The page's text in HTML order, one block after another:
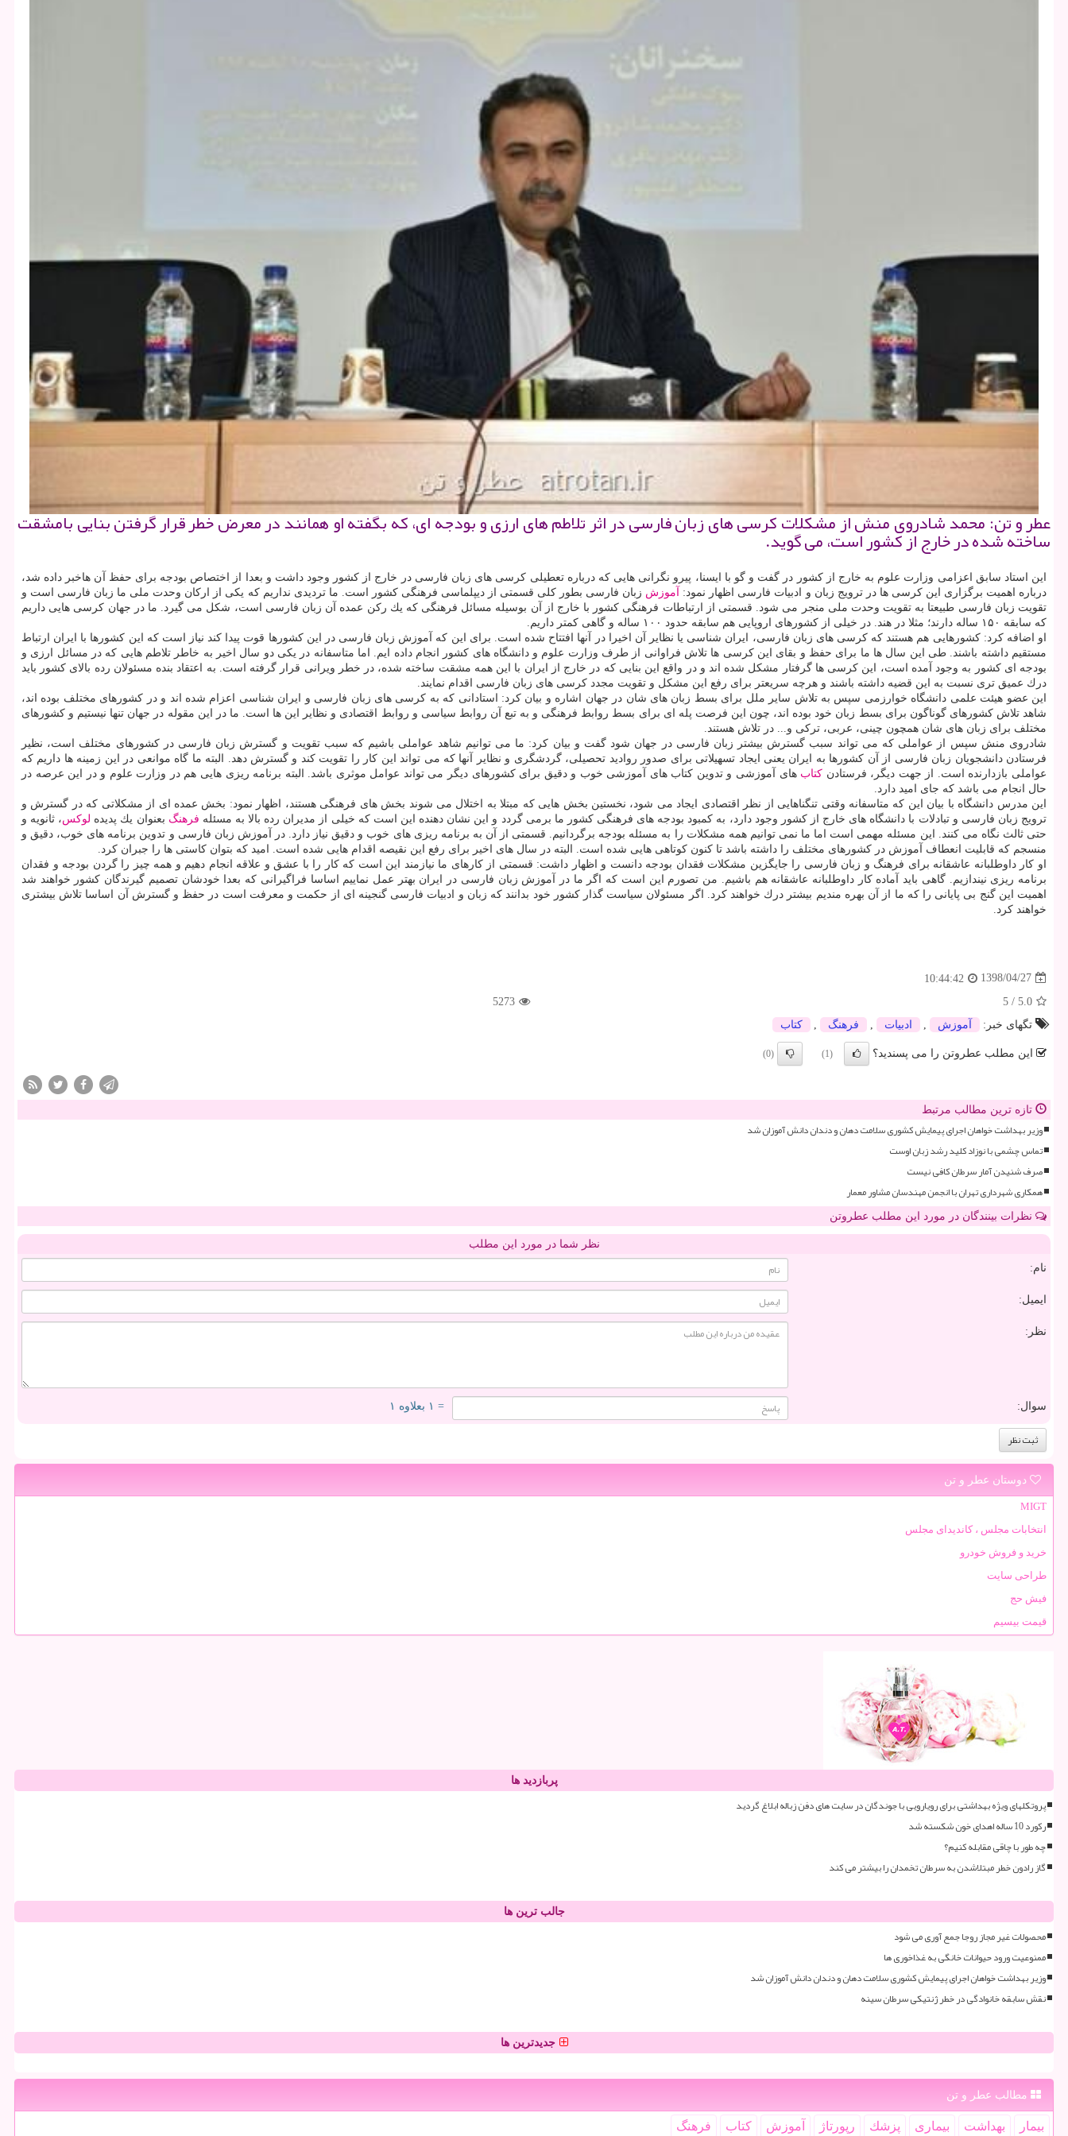
عطر و تن: محمد شادروی منش از مشكلات كرسی های زبان فارسی در اثر تلاطم های ارزی و بودجه ای، كه بگفته او همانند در معرض خطر قرار گرفتن بنایی بامشقت
ساخته شده در خارج از كشور است، می گوید.
این استاد سابق اعزامی وزارت علوم به خارج از كشور در گفت و گو با ایسنا، پیرو نگرانی هایی كه درباره تعطیلی كرسی های زبان فارسی در خارج از كشور وجود داشت و بعدا از اختصاص بودجه برای حفظ آن هاخبر داده شد،
درباره اهمیت برگزاری این كرسی ها در ترویج زبان و ادبیات فارسی اظهار نمود: آموزش زبان فارسی بطور كلی قسمتی از دیپلماسی فرهنگی كشور است. ما تردیدی نداریم كه یكی از اركان وحدت ملی ما زبان فارسی است و
تقویت زبان فارسی طبیعتا به تقویت وحدت ملی منجر می شود. قسمتی از ارتباطات فرهنگی كشور با خارج از آن بوسیله مسائل فرهنگی كه یك ركن عمده آن زبان فارسی است، شكل می گیرد. ما در جهان كرسی هایی داریم
كه سابقه ۱۵۰ ساله دارند؛ مثلا در هند. در خیلی از كشورهای اروپایی هم سابقه حدود ۱۰۰ ساله و گاهی كمتر داریم.
او اضافه كرد: كشورهایی هم هستند كه كرسی های زبان فارسی، ایران شناسی یا نظایر آن اخیرا در آنها افتتاح شده است. برای این كه آموزش زبان فارسی در این كشورها قوت پیدا كند نیاز است كه این كشورها با ایران ارتباط
مستقیم داشته باشند. طی این سال ها ما برای حفظ و بقای این كرسی ها تلاش فراوانی از طرف وزارت علوم و دانشگاه های كشور انجام داده ایم. اما متاسفانه در یكی دو سال اخیر به خاطر تلاطم هایی كه در مسائل ارزی و
بودجه ای كشور به وجود آمده است، این كرسی ها گرفتار مشكل شده اند و در واقع این بنایی كه در خارج از ایران با این همه مشقت ساخته شده، در خطر ویرانی قرار گرفته است. به اعتقاد بنده مسئولان رده بالای كشور باید
درك عمیق تری نسبت به این قضیه داشته باشند و هرچه سریعتر برای رفع این مشكل و تقویت مجدد كرسی های زبان فارسی اقدام نمایند.
این عضو هیئت علمی دانشگاه خوارزمی سپس به تلاش سایر ملل برای بسط زبان های شان در جهان اشاره و بیان كرد: استادانی كه به كرسی های زبان فارسی و ایران شناسی اعزام شده اند و در كشورهای مختلف بوده اند،
شاهد تلاش كشورهای گوناگون برای بسط زبان خود بوده اند، چون این فرصت پله ای برای بسط روابط فرهنگی و به تبع آن روابط سیاسی و روابط اقتصادی و نظایر این ها است. ما در این مقوله در جهان تنها نیستیم و كشورهای
مختلف برای زبان های شان همچون چینی، عربی، تركی و... در تلاش هستند.
شادروی منش سپس از عواملی كه می تواند سبب گسترش بیشتر زبان فارسی در جهان شود گفت و بیان كرد: ما می توانیم شاهد عواملی باشیم كه سبب تقویت و گسترش زبان فارسی در كشورهای مختلف است، نظیر
فرستادن دانشجویان زبان فارسی از آن كشورها به ایران یعنی ایجاد تسهیلاتی برای صدور روادید تحصیلی، گردشگری و نظایر آنها كه می تواند این كار را تقویت كند و گسترش دهد. البته ما گاه موانعی در این زمینه ها داریم كه
عواملی بازدارنده است. از جهت دیگر، فرستادن كتاب های آموزشی و تدوین كتاب های آموزشی خوب و دقیق برای كشورهای دیگر می تواند عوامل موثری باشد. البته برنامه ریزی هایی هم در وزارت علوم و در این عرصه در
حال انجام می باشد كه جای امید دارد.
این مدرس دانشگاه با بیان این كه متاسفانه وقتی تنگناهایی از نظر اقتصادی ایجاد می شود، نخستین بخش هایی كه مبتلا به اختلال می شوند بخش های فرهنگی هستند، اظهار نمود: بخش عمده ای از مشكلاتی كه در گسترش و
ترویج زبان فارسی و تبادلات با دانشگاه های خارج از كشور وجود دارد، به كمبود بودجه های فرهنگی كشور ما برمی گردد و این نشان دهنده این است كه خیلی از مدیران رده بالا به مسئله فرهنگ بعنوان یك پدیده لوكس، ثانویه و
حتی ثالث نگاه می كنند. این مسئله مهمی است اما ما نمی توانیم همه مشكلات را به مسئله بودجه برگردانیم. قسمتی از آن به برنامه ریزی های خوب و دقیق نیاز دارد. در آموزش زبان فارسی و تدوین برنامه های خوب، دقیق و
منسجم كه قابلیت انعطاف آموزش در كشورهای مختلف را داشته باشد تا كنون كوتاهی هایی شده است. البته در سال های اخیر برای رفع این نقیصه اقدام هایی شده است. امید كه بتوان كاستی ها را جبران كرد.
او كار داوطلبانه عاشقانه برای فرهنگ و زبان فارسی را جایگزین مشكلات فقدان بودجه دانست و اظهار داشت: قسمتی از كارهای ما نیازمند این است كه كار را با عشق و علاقه انجام دهیم و همه چیز را گردن بودجه و فقدان
برنامه ریزی نیندازیم. گاهی باید آماده كار داوطلبانه عاشقانه هم باشیم. من تصورم این است كه اگر ما در آموزش زبان فارسی در ایران بهتر عمل نماییم اساسا فراگیرانی كه بعدا خودشان تصمیم گیرندگان كشور خواهند شد
اهمیت این گنج بی پایانی را كه ما از آن بهره مندیم بیشتر درك خواهند كرد. اگر مسئولان سیاست گذار كشور خود بدانند كه زبان و ادبیات فارسی گنجینه ای از حكمت و معرفت است در حفظ و گسترش آن اساسا تلاش بیشتری
خواهند كرد.
1398/04/27
10:44:42
5.0
/
5
5273
تگهای خبر:
آموزش ادبیات فرهنگ كتاب
این مطلب عطروتن را می پسندید؟ (1)
(0)
تازه ترین مطالب مرتبط
وزیر بهداشت خواهان اجرای پیمایش کشوری سلامت دهان و دندان دانش آموزان شد
تماس چشمی با نوزاد کلید رشد زبان اوست
صرف شنیدن آمار سرطان کافی نیست
همکاری شهرداری تهران با انجمن مهندسان مشاور معمار
نظرات بینندگان در مورد این مطلب عطروتن
نظر شما در مورد این مطلب
نام:
ایمیل:
نظر:
سوال: = ۱ بعلاوه ۱
دوستان عطر و تن
MIGT
انتخابات مجلس ، کاندیدای مجلس
خرید و فروش خودرو
طراحی سایت
فیش حج
قیمت بیسیم
پربازدید ها
پروتکلهای ویژه بهداشتی برای رویارویی با جوندگان در سایت های دفن زباله ابلاغ گردید
رکورد 10 ساله اهدای خون شکسته شد
چه طور با چاقی مقابله کنیم؟
گاز رادون خطر مبتلاشدن به سرطان تخمدان را بیشتر می کند
جالب ترین ها
محصولات غیر مجاز روجا جمع آوری می شود
ممنوعیت ورود حیوانات خانگی به غذاخوری ها
وزیر بهداشت خواهان اجرای پیمایش کشوری سلامت دهان و دندان دانش آموزان شد
نقش سابقه خانوادگی در خطر ژنتیکی سرطان سینه
جدیدترین ها
مطالب عطر و تن
بیمار بهداشت بیماری پزشك رپورتاژ آموزش كتاب فرهنگ